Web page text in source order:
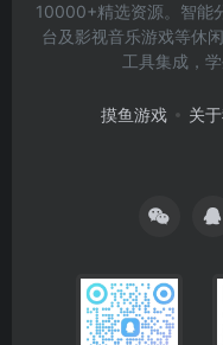
10000+精选资源。智能
台及影视音乐游戏等休
工具集成，
摸鱼游戏 关